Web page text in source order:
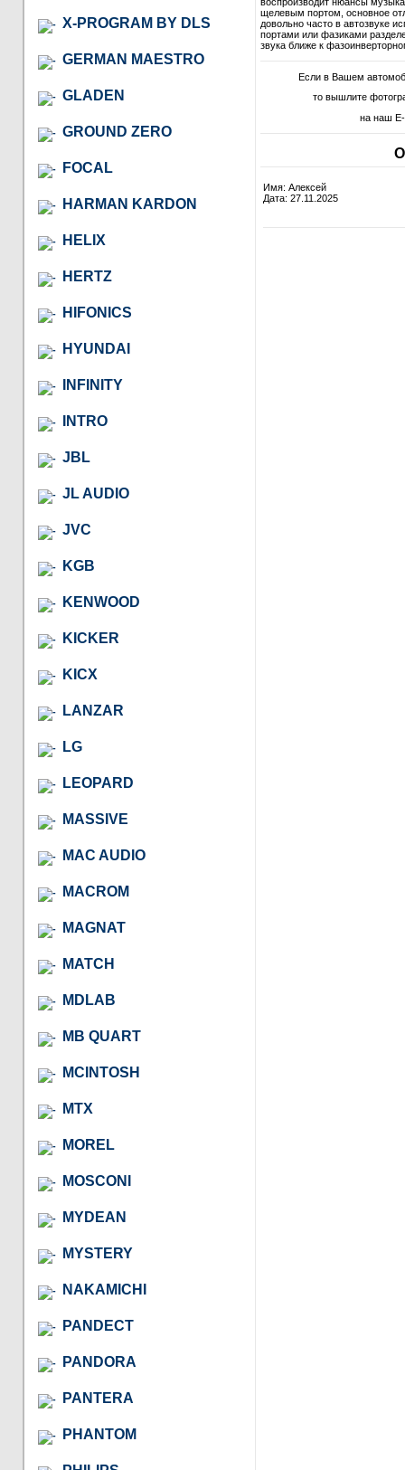
X-PROGRAM BY DLS
GERMAN MAESTRO
GLADEN
GROUND ZERO
FOCAL
HARMAN KARDON
HELIX
HERTZ
HIFONICS
HYUNDAI
INFINITY
INTRO
JBL
JL AUDIO
JVC
KGB
KENWOOD
KICKER
KICX
LANZAR
LG
LEOPARD
MASSIVE
MAC AUDIO
MACROM
MAGNAT
MATCH
MDLAB
MB QUART
MCINTOSH
MTX
MOREL
MOSCONI
MYDEAN
MYSTERY
NAKAMICHI
PANDECT
PANDORA
PANTERA
PHANTOM
щелевым портом, основное
довольно часто в автозвуке
портами или фазиками
звука ближе к
Если в Вашем
то вышлите
на наш
Имя: Алексей
Дата: 27.11.2025